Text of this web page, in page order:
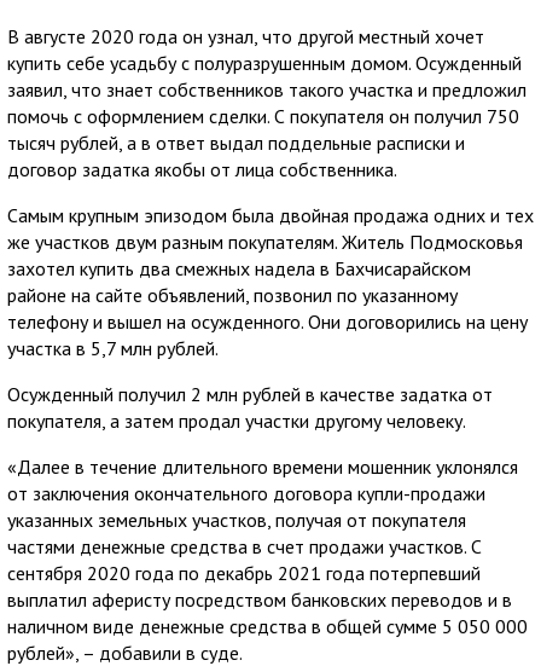
В августе 2020 года он узнал, что другой местный хочет
купить себе усадьбу с полуразрушенным домом. Осужденный
заявил, что знает собственников такого участка и предложил
помочь с оформлением сделки. С покупателя он получил 750
тысяч рублей, а в ответ выдал поддельные расписки и
договор задатка якобы от лица собственника.
Самым крупным эпизодом была двойная продажа одних и тех
же участков двум разным покупателям. Житель Подмосковья
захотел купить два смежных надела в Бахчисарайском
районе на сайте объявлений, позвонил по указанному
телефону и вышел на осужденного. Они договорились на цену
участка в 5,7 млн рублей.
Осужденный получил 2 млн рублей в качестве задатка от
покупателя, а затем продал участки другому человеку.
«Далее в течение длительного времени мошенник уклонялся
от заключения окончательного договора купли-продажи
указанных земельных участков, получая от покупателя
частями денежные средства в счет продажи участков. С
сентября 2020 года по декабрь 2021 года потерпевший
выплатил аферисту посредством банковских переводов и в
наличном виде денежные средства в общей сумме 5 050 000
рублей», – добавили в суде.